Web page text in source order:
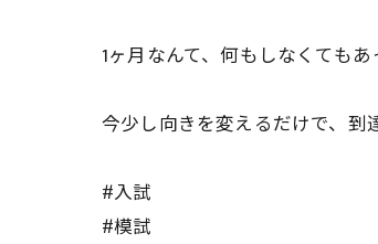
1ヶ月なんて、何もしなくても
今少し向きを変えるだけで、
#入試
#模試